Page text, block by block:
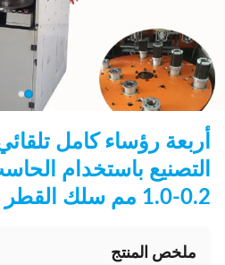
أربعة رؤساء كامل
التصنيع باستخدام
0.2-1.0 مم سلك القطر
ملخص المنتج